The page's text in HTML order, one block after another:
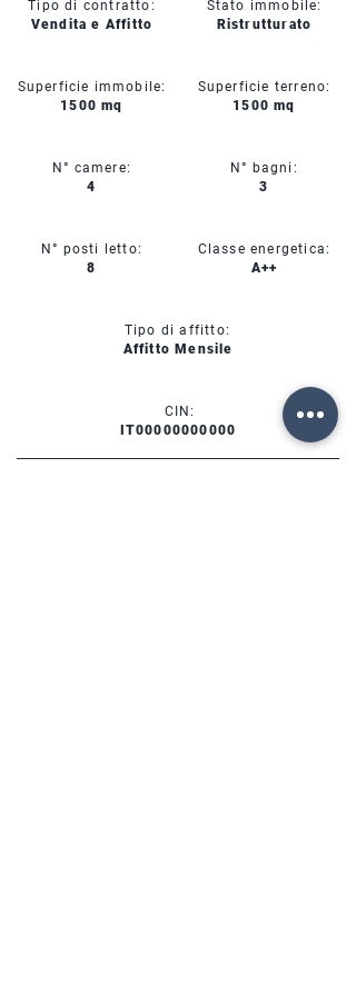
Tipo di contratto:
Vendita e Affitto
Superficie immobile:
1500 mq
N° camere:
4
N° posti letto:
8
Stato immobile:
Ristrutturato
Superficie terreno:
1500 mq
N° bagni:
3
Classe energetica:
A++
Tipo di affitto:
Affitto Mensile
CIN:
IT00000000000